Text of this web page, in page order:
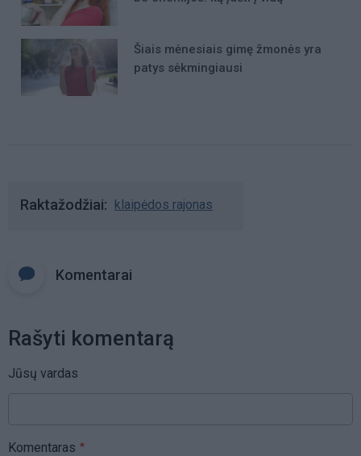
Šiais mėnesiais gimę žmonės yra
patys sėkmingiausi
Raktažodžiai klaipėdos rajonas
Komentarai
Rašyti komentarą
Jūsų vardas
Komentaras